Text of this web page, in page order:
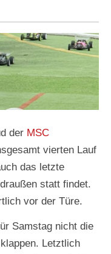
der MSC
vierten Lauf
das letzte
statt findet.
vor der Türe.
Samstag nicht die
Letztlich